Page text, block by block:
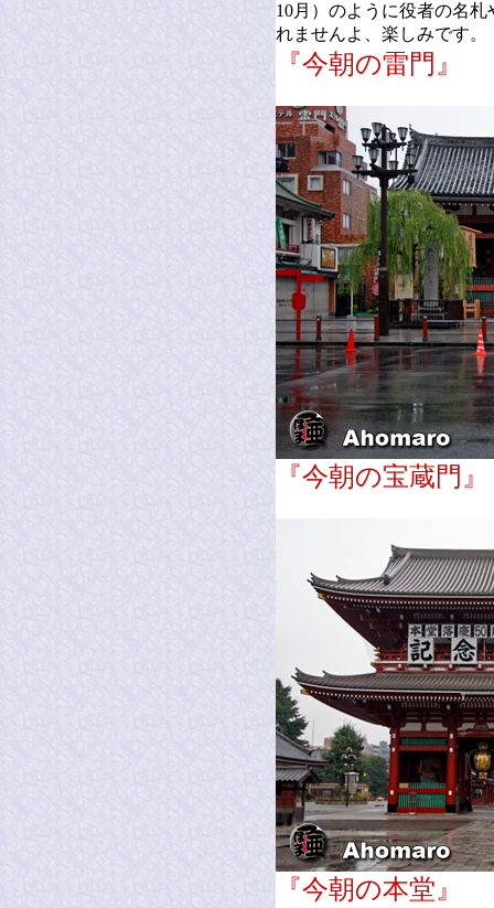
10月）のように役者の名
れませんよ、楽しみです。
『今朝の雷門』
『今朝の宝蔵門』
『今朝の本堂』